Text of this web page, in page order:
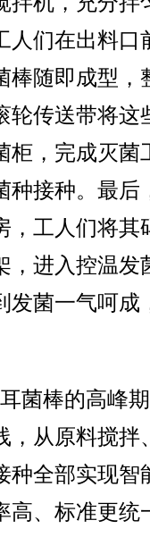
人们在出料口
棒随即成型，
轮传送带将这
柜，完成灭菌
种接种。最后
，工人们将其
，进入控温发
发菌一气呵成
棒的高峰
，从原料搅拌
种全部实现智
高、标准更统